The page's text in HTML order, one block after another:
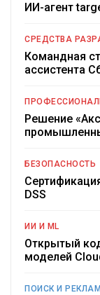
ИИ-агент
СРЕДСТВА
Командная
ассистента
Решение
БЕЗОПАСНОСТЬ
DSS
ИИ И ML
Открытый
моделей
ПОИСК И